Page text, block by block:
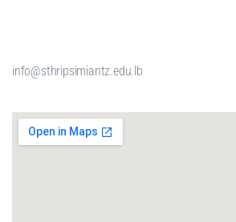
info@sthripsimiantz.edu.lb